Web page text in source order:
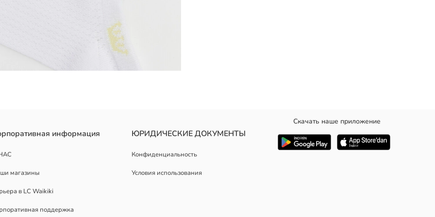
информация
магазины
в LC Waikiki
поддержка
ЮРИДИЧЕСКИЕ ДОКУМЕНТЫ
Конфиденциальность
Условия использования
Скачать наше приложение